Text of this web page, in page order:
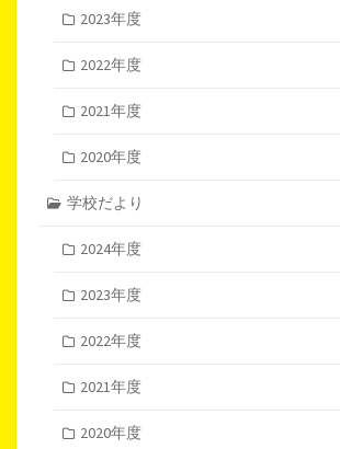
2023年度
2022年度
2021年度
2020年度
学校だより
2024年度
2023年度
2022年度
2021年度
2020年度